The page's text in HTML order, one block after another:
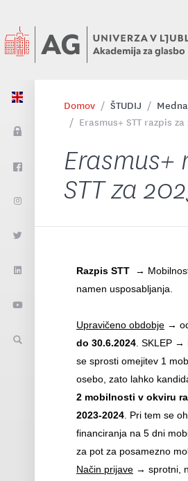
Domov ŠTUDIJ
Erasmus+ STT razpis za
Erasmus+
STT za
Razpis STT →
namen usposabljanja.
Upravičeno obdobje →
do 30.6.2024 . SKLEP
se sprosti omejitev 1
osebo, zato lahko
2 mobilnosti v okviru
2023-2024 . Pri tem se
financiranja na 5 dni
za pot za posamezno
Način prijave → sprotni,